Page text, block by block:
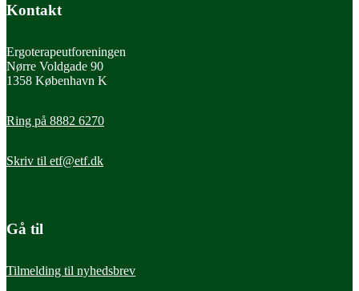
Kontakt
Ergoterapeutforeningen
Nørre Voldgade 90
1358 København K
Ring på 8882 6270
Skriv til etf@etf.dk
Gå til
Tilmelding til nyhedsbrev